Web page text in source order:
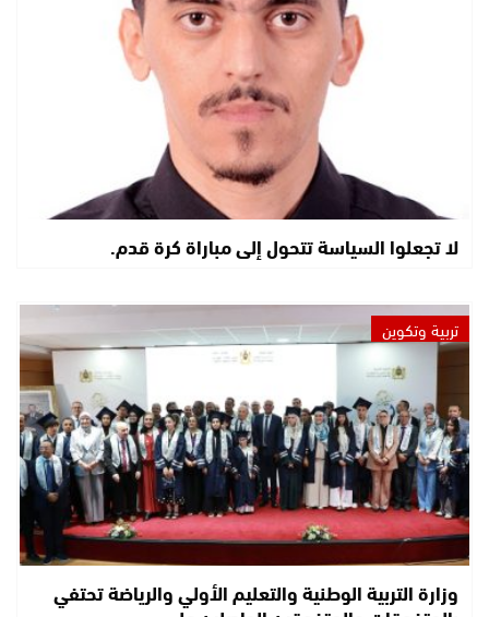
لا تجعلوا السياسة تتحول إلى مباراة كرة قدم.
تربية وتكوين
وزارة التربية الوطنية والتعليم الأولي والرياضة تحتفي